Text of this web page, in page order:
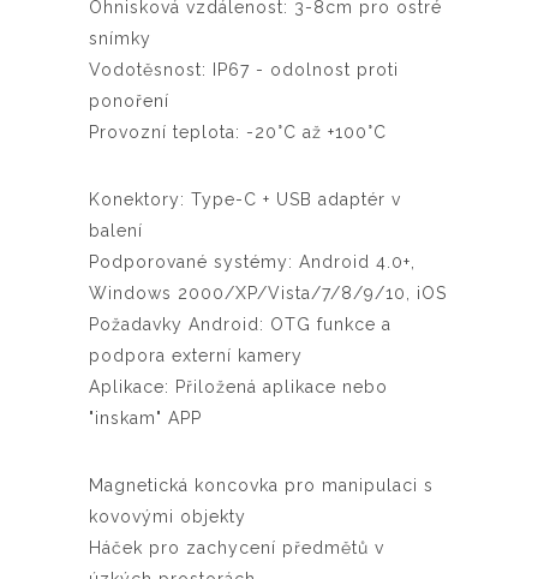
Ohnisková vzdálenost: 3-8cm pro ostré
snímky
Vodotěsnost: IP67 - odolnost proti
ponoření
Provozní teplota: -20°C až +100°C
Konektory: Type-C + USB adaptér v
balení
Podporované systémy: Android 4.0+,
Windows 2000/XP/Vista/7/8/9/10, iOS
Požadavky Android: OTG funkce a
podpora externí kamery
Aplikace: Přiložená aplikace nebo
"inskam" APP
Magnetická koncovka pro manipulaci s
kovovými objekty
Háček pro zachycení předmětů v